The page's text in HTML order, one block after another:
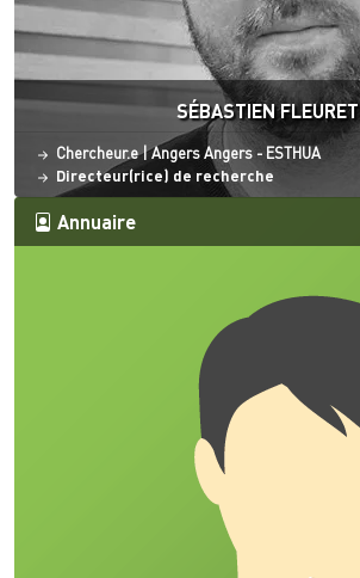
SÉBASTIEN FLEURET
Statut
Chercheur.e|Site ESO
AngersAngers - ESTHUA
Directeur(rice) de recherche
Annuaire